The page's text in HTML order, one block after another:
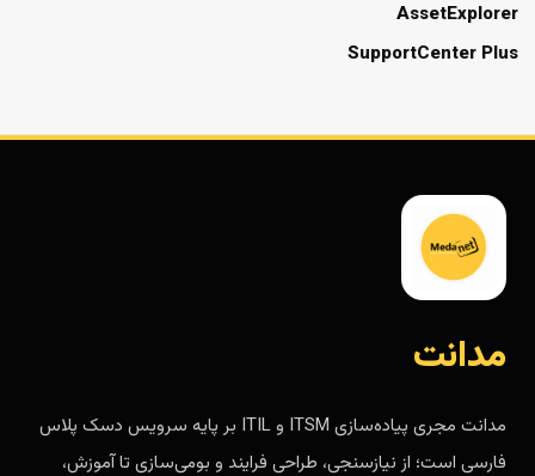
AssetExplorer
SupportCenter Plus
مدانت
مدانت مجری پیاده‌سازی ITSM و ITIL بر پایه سرویس دسک پلاس
فارسی است؛ از نیازسنجی، طراحی فرایند و بومی‌سازی تا آموزش،